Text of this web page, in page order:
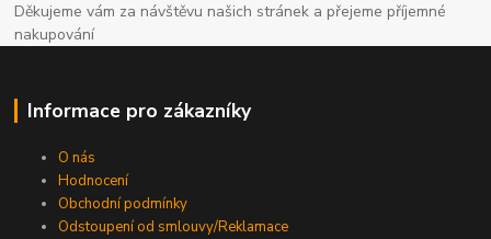
Děkujeme vám za návštěvu našich stránek a přejeme příjemné
nakupování
Informace pro zákazníky
O nás
Hodnocení
Obchodní podmínky
Odstoupení od smlouvy/Reklamace